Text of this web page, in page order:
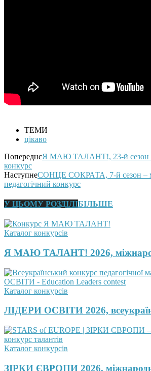
ТЕМИ
цікаво
ПопереднєЯ МАЮ ТАЛАНТ!, 23-й сезон
конкурс
НаступнеСОНЦЕ СОКРАТА, 7-й сезон –
педагогічний конкурс
У ЦЬОМУ РОЗДІЛІБІЛЬШЕ
Каталог конкурсів
Я МАЮ ТАЛАНТ! 2026,
Каталог конкурсів
ЛІДЕРИ ОСВІТИ 2026,
Каталог конкурсів
ЗІРКИ ЄВРОПИ 2026,